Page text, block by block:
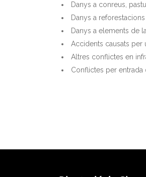
Danys a conreus,
Danys a
Danys a elements de
Accidents causats per
Altres conflictes en
Conflictes per entrada